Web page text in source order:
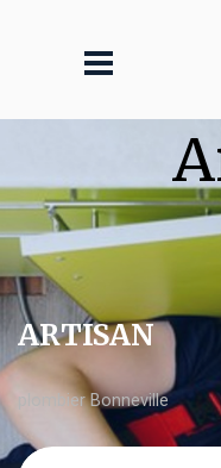
ARTISAN
plombier Bonneville